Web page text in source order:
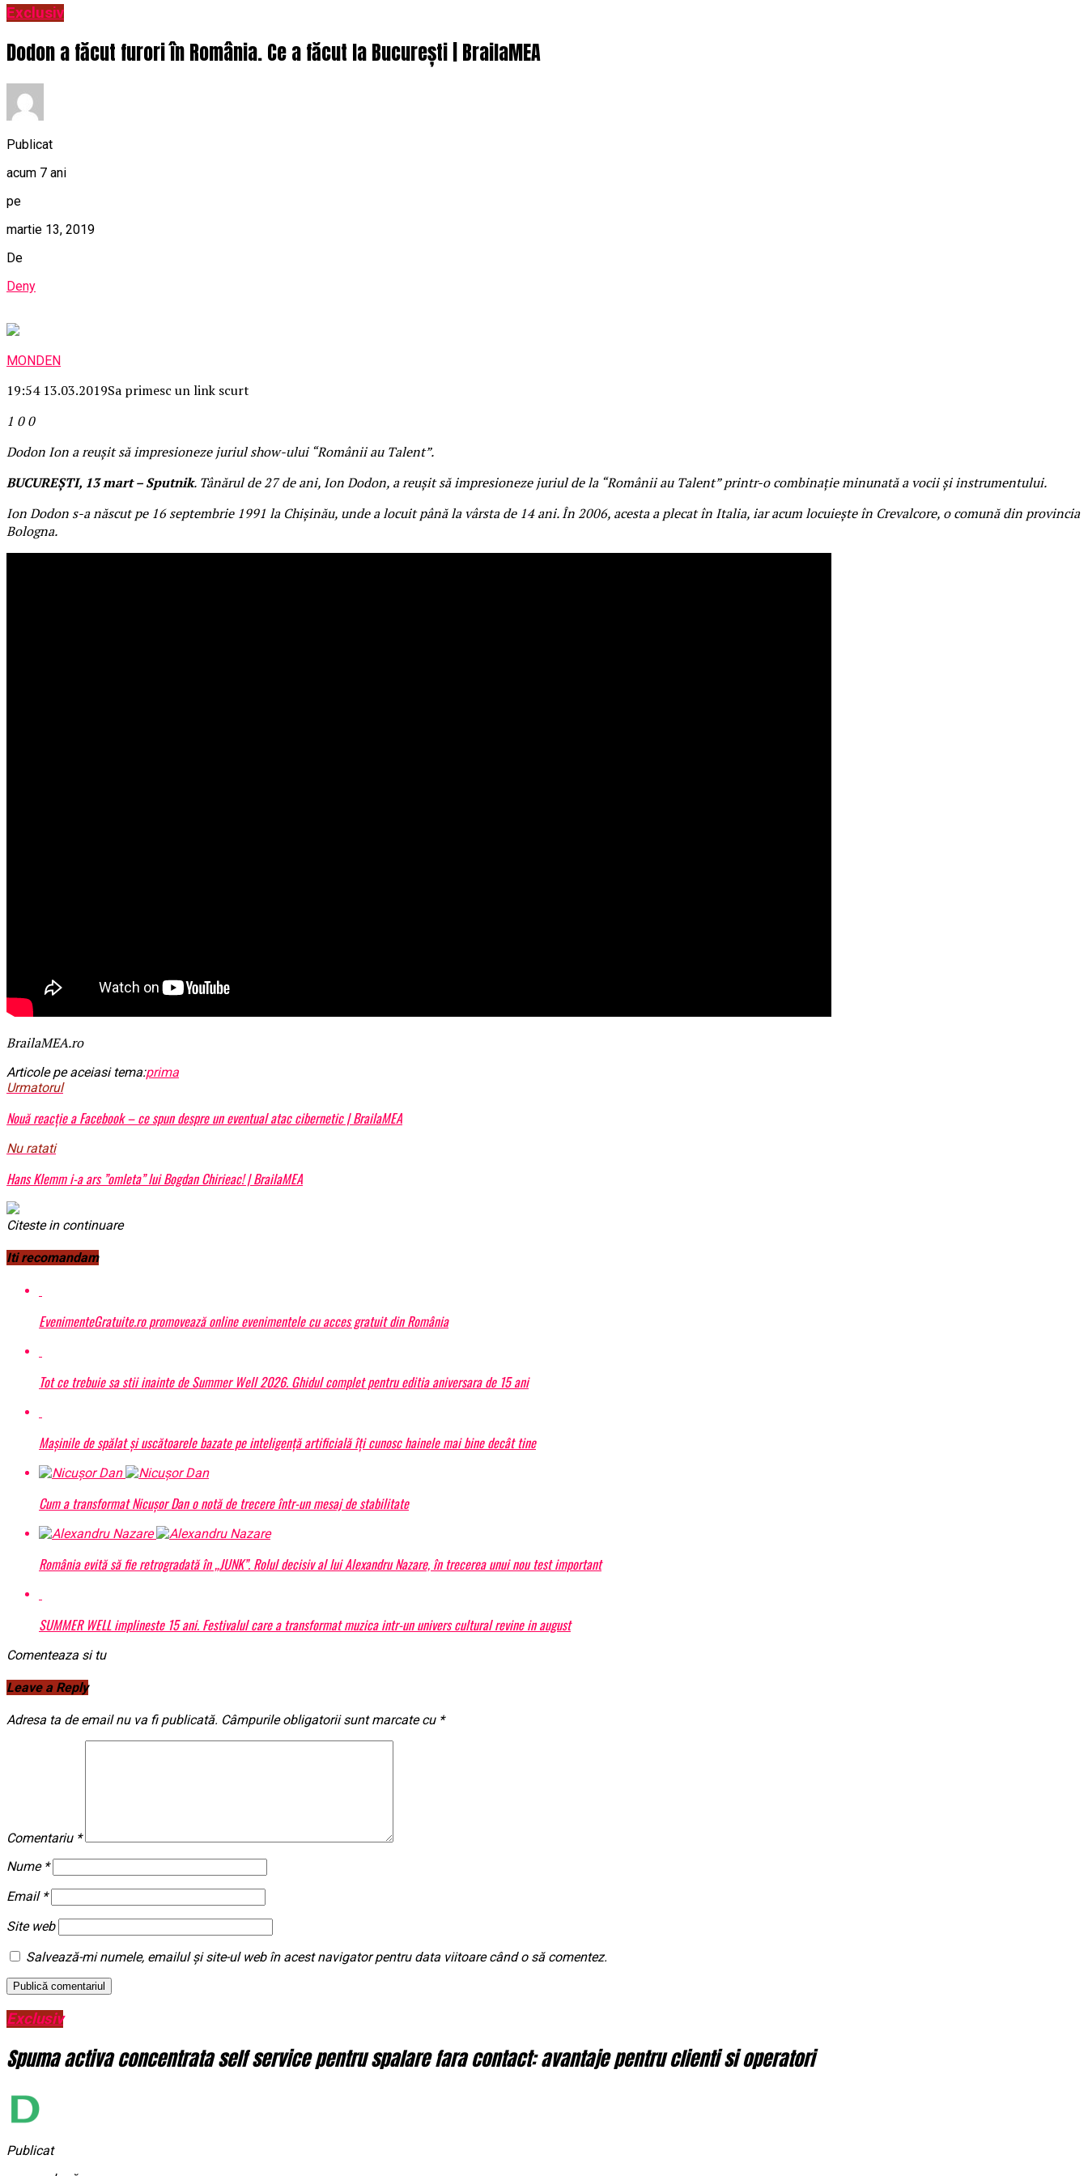
Exclusiv
Dodon a făcut furori în România. Ce a făcut la București | BrailaMEA
Publicat
acum 7 ani
pe
martie 13, 2019
De
Deny
MONDEN
19:54 13.03.2019Sa primesc un link scurt
1 00
Dodon Ion a reușit să impresioneze juriul show-ului “Românii au Talent”.
BUCUREȘTI, 13 mart – Sputnik. Tânărul de 27 de ani, Ion Dodon, a reușit să impresioneze juriul de la “Românii au Talent” printr-o combinație minunată a vocii și instrumentului.
Ion Dodon s-a născut pe 16 septembrie 1991 la Chișinău, unde a locuit până la vârsta de 14 ani. În 2006, acesta a plecat în Italia, iar acum locuiește în Crevalcore, o comună din provincia
Bologna.
BrailaMEA.ro
Articole pe aceiasi tema:prima
Urmatorul
Nouă reacție a Facebook – ce spun despre un eventual atac cibernetic | BrailaMEA
Nu ratati
Hans Klemm i-a ars ”omleta” lui Bogdan Chirieac! | BrailaMEA
Citeste in continuare
Iti recomandam
EvenimenteGratuite.ro promovează online evenimentele cu acces gratuit din România
Tot ce trebuie sa stii inainte de Summer Well 2026. Ghidul complet pentru editia aniversara de 15 ani
Mașinile de spălat și uscătoarele bazate pe inteligență artificială îți cunosc hainele mai bine decât tine
Cum a transformat Nicușor Dan o notă de trecere într-un mesaj de stabilitate
România evită să fie retrogradată în „JUNK”. Rolul decisiv al lui Alexandru Nazare, în trecerea unui nou test important
SUMMER WELL implineste 15 ani. Festivalul care a transformat muzica intr-un univers cultural revine in august
Comenteaza si tu
Leave a Reply
Adresa ta de email nu va fi publicată. Câmpurile obligatorii sunt marcate cu *
Comentariu *
Nume *
Email *
Site web
Salvează-mi numele, emailul și site-ul web în acest navigator pentru data viitoare când o să comentez.
Exclusiv
Spuma activa concentrata self service pentru spalare fara contact: avantaje pentru clienti si operatori
Publicat